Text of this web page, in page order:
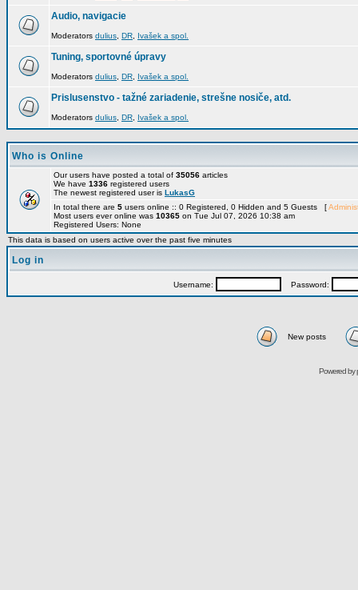
Audio, navigacie
Moderators dulius DR Ivašek a spol.
Tuning, sportovné úpravy
Moderators dulius DR Ivašek a spol.
Prislusenstvo - tažné zariadenie, strešne nosiče, atd.
Moderators dulius DR Ivašek a spol.
Who is Online
Our users have posted a total of 35056 articles
We have 1336 registered users
The newest registered user is LukasG
In total there are 5 users online :: 0 Registered, 0 Hidden and 5 Guests [
Most users ever online was 10365 on Tue Jul 07, 2026 10:38 am
Registered Users: None
This data is based on users active over the past five minutes
Log in
Username: Password:
New posts
Powered by